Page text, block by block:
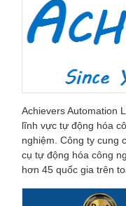
Achievers Automation
lĩnh vực tự động hóa
nghiệm. Công ty cung
cụ tự động hóa công
hơn 45 quốc gia trên